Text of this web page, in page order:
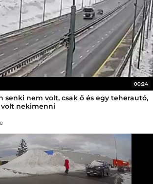
00:24
senki nem volt, csak ő és egy teherautó,
nekimenni